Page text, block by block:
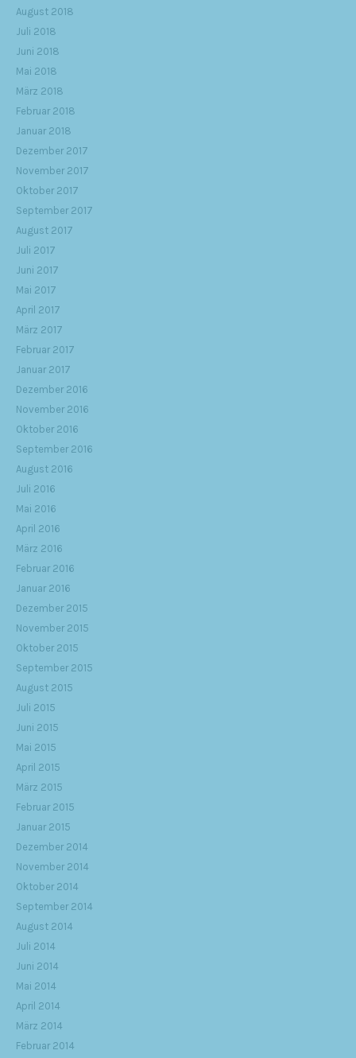
August 2018
Juli 2018
Juni 2018
Mai 2018
März 2018
Februar 2018
Januar 2018
Dezember 2017
November 2017
Oktober 2017
September 2017
August 2017
Juli 2017
Juni 2017
Mai 2017
April 2017
März 2017
Februar 2017
Januar 2017
Dezember 2016
November 2016
Oktober 2016
September 2016
August 2016
Juli 2016
Mai 2016
April 2016
März 2016
Februar 2016
Januar 2016
Dezember 2015
November 2015
Oktober 2015
September 2015
August 2015
Juli 2015
Juni 2015
Mai 2015
April 2015
März 2015
Februar 2015
Januar 2015
Dezember 2014
November 2014
Oktober 2014
September 2014
August 2014
Juli 2014
Juni 2014
Mai 2014
April 2014
März 2014
Februar 2014